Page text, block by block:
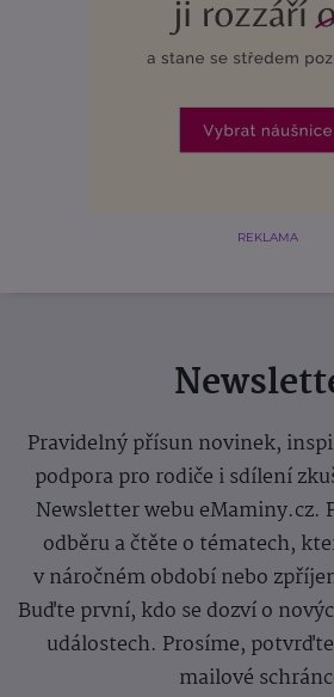
REKLAMA
Pravidelný přísun novinek,
podpora pro rodiče i sdílení
Newsletter webu eMaminy.cz.
odběru a čtěte o tématech,
v náročném období nebo
Buďte první, kdo se dozví o
událostech. Prosíme,
mailové